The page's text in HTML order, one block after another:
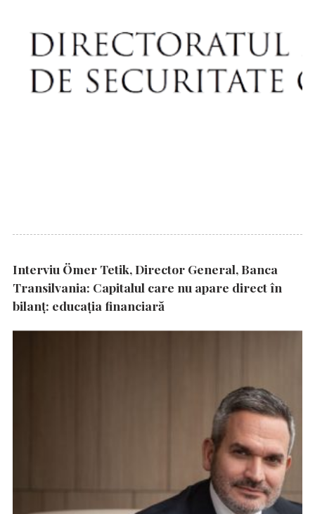
Interviu Ömer Tetik, Director General, Banca
Transilvania: Capitalul care nu apare direct în
bilanț: educația financiară